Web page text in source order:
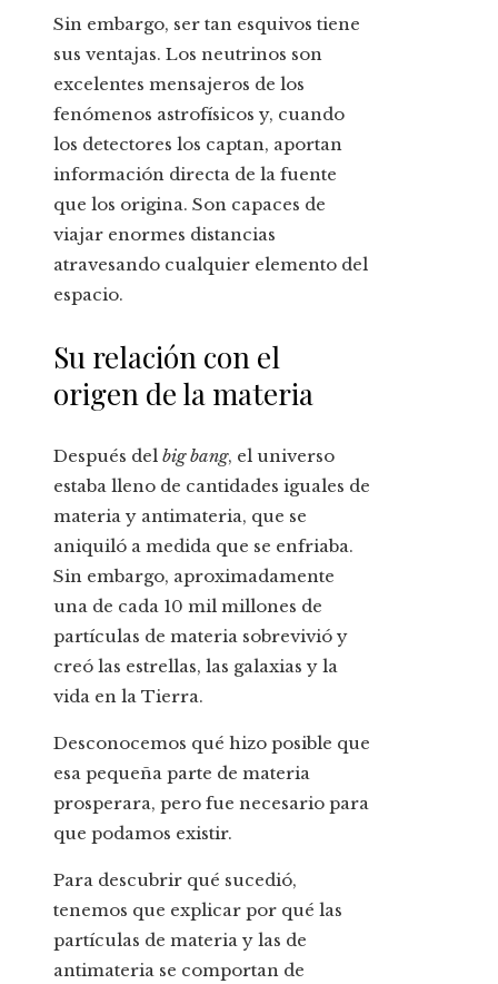
Sin embargo, ser tan esquivos tiene
sus ventajas. Los neutrinos son
excelentes mensajeros de los
fenómenos astrofísicos y, cuando
los detectores los captan, aportan
información directa de la fuente
que los origina. Son capaces de
viajar enormes distancias
atravesando cualquier elemento del
espacio.
Su relación con el
origen de la materia
Después del big bang, el universo
estaba lleno de cantidades iguales de
materia y antimateria, que se
aniquiló a medida que se enfriaba.
Sin embargo, aproximadamente
una de cada 10 mil millones de
partículas de materia sobrevivió y
creó las estrellas, las galaxias y la
vida en la Tierra.
Desconocemos qué hizo posible que
esa pequeña parte de materia
prosperara, pero fue necesario para
que podamos existir.
Para descubrir qué sucedió,
tenemos que explicar por qué las
partículas de materia y las de
antimateria se comportan de